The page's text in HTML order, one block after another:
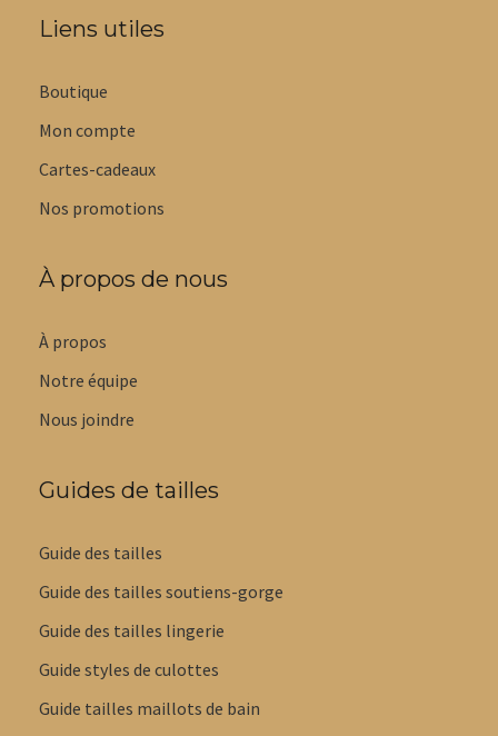
Liens utiles
Boutique
Mon compte
Cartes-cadeaux
Nos promotions
À propos de nous
À propos
Notre équipe
Nous joindre
Guides de tailles
Guide des tailles
Guide des tailles soutiens-gorge
Guide des tailles lingerie
Guide styles de culottes
Guide tailles maillots de bain